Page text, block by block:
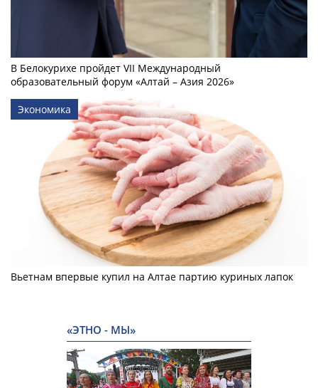
В Белокурихе пройдет VII Международный
образовательный форум «Алтай – Азия 2026»
Экономика
Вьетнам впервые купил на Алтае партию куриных лапок
«ЭТНО - МЫ»